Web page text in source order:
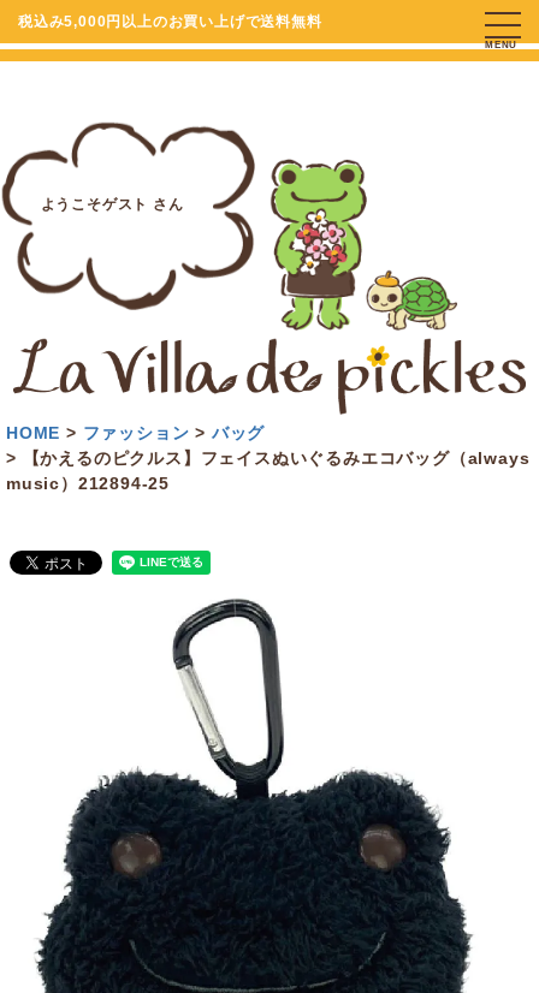
税込み5,000円以上のお買い上げで送料無料
ようこそゲスト さん
MENU
HOME ファッション
バッグ
【かえるのピクルス】フェイスぬいぐるみエコバッグ（always
music）212894-25